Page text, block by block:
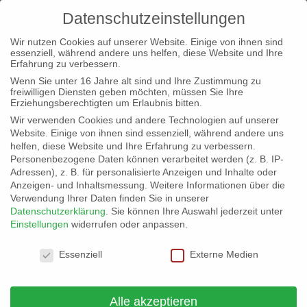
Parteiveranstaltungen
Veranstaltungen Parteiveranstaltungen
Navigation
Navigation
2021-05-01 2026-08-07
Datum
1. Mai 2021 @ 11:00-15:00
Datenschutzeinstellungen
Wir nutzen Cookies auf unserer Website. Einige von ihnen sind
essenziell, während andere uns helfen, diese Website und Ihre
Erfahrung zu verbessern.
Wenn Sie unter 16 Jahre alt sind und Ihre Zustimmung zu
freiwilligen Diensten geben möchten, müssen Sie Ihre
Erziehungsberechtigten um Erlaubnis bitten.
Wir verwenden Cookies und andere Technologien auf unserer
Website. Einige von ihnen sind essenziell, während andere uns
helfen, diese Website und Ihre Erfahrung zu verbessern.
Personenbezogene Daten können verarbeitet werden (z. B. IP-
Adressen), z. B. für personalisierte Anzeigen und Inhalte oder
Anzeigen- und Inhaltsmessung. Weitere Informationen über die
Verwendung Ihrer Daten finden Sie in unserer
Datenschutzerklärung
Sie können Ihre Auswahl jederzeit unter
Einstellungen widerrufen oder anpassen.
Essenziell
Externe Medien
Alle akzeptieren